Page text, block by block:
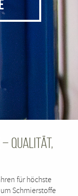
Qualität,
für höchste
Schmierstoffe